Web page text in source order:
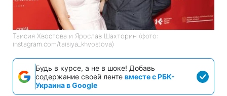
Таисия Хвостова и Ярослав Шахторин (фото:
instagram.com/taisiya_khvostova)
Будь в курсе, а не в шоке! Добавь
содержание своей ленте вместе с РБК-
Украина в Google